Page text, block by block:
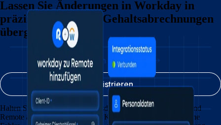
Lassen Sie Änderungen in Workday in
präzise, auditfähige Gehaltsabrechnungen
übergehen.
Halten Sie Personal- und Urlaubsdaten jederzeit in Workday und
Remote auf dem neuesten Stand. Keine doppelte Eingabe, keine
Demotermin vereinbaren
Registrieren